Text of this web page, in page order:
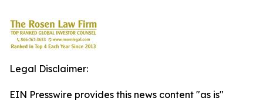
Legal Disclaimer:
EIN Presswire provides this news content "as is"